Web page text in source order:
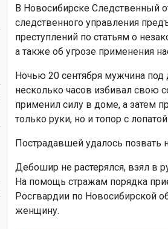
В Новосибирске Следственный
следственного управления
преступлений по статьям о
а также об угрозе применения
Ночью 20 сентября мужчина под
несколько часов избивал свою
применил силу в доме, а затем
только руки, но и топор с лопатой.
Пострадавшей удалось
Дебошир не растерялся, взял в
На помощь стражам порядка
Росгвардии по Новосибирской
женщину.